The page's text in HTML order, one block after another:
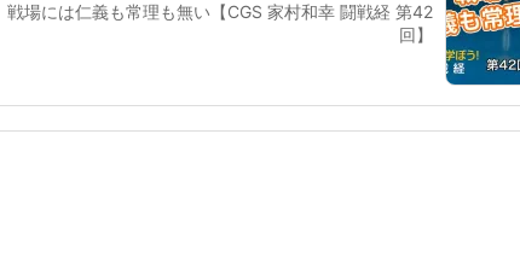
戦場には仁義も常理も無い【CGS 家村和幸 闘戦経 第42
回】